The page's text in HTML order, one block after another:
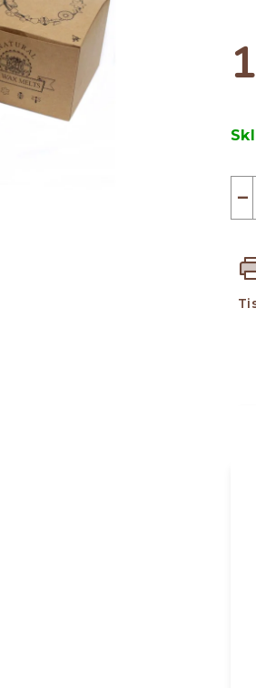
je
0,0
−